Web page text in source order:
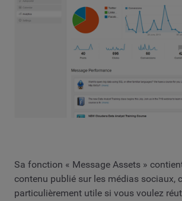
Sa fonction « Message Assets »
contenu publié sur les médias sociaux,
particulièrement utile si vous voulez